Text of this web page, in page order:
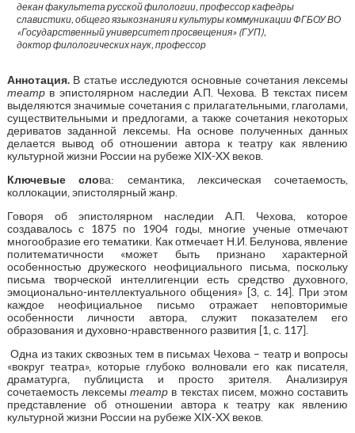
декан факультета русской филологии, профессор кафедры
славистики, общего языкознания и культуры коммуникации ФГБОУ ВО
«Государственный университет просвещения» (ГУП),
доктор филологических наук, профессор
Аннотация.В статье исследуются основные сочетания лексемы
театрв эпистолярном наследии А.П. Чехова. В текстах писем
выделяются значимые сочетания с прилагательными, глаголами,
существительными и предлогами, а также сочетания некоторых
дериватов заданной лексемы. На основе полученных данных
делается вывод об отношении автора к театру как явлению
культурной жизни России на рубеже XIX-XX веков.
Ключевые слова: семантика, лексическая сочетаемость,
коллокации, эпистолярный жанр.
Говоря об эпистолярном наследии А.П. Чехова, которое
создавалось с 1875 по 1904 годы, многие ученые отмечают
многообразие его тематики. Как отмечает Н.И. Белунова, явление
политематичности «может быть признано характерной
особенностью дружеского неофициального письма, поскольку
письма творческой интеллигенции есть средство духовного,
эмоционально-интеллектуального общения» [3, с. 14]. При этом
каждое неофициальное письмо отражает неповторимые
особенности личности автора, служит показателем его
образования и духовно-нравственного развития [1, с. 117].
Одна из таких сквозных тем в письмах Чехова – театр и вопросы
«вокруг театра», которые глубоко волновали его как писателя,
драматурга, публициста и просто зрителя. Анализируя
сочетаемость лексемытеатр в текстах писем, можно составить
представление об отношении автора к театру как явлению
культурной жизни России на рубеже XIX-XX веков.